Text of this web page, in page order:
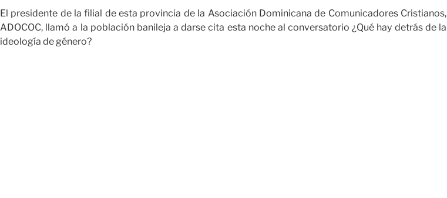
El presidente de la filial de esta provincia de la Asociación Dominicana de Comunicadores Cristianos,
ADOCOC, llamó a la población banileja a darse cita esta noche al conversatorio ¿Qué hay detrás de la
ideología de género?